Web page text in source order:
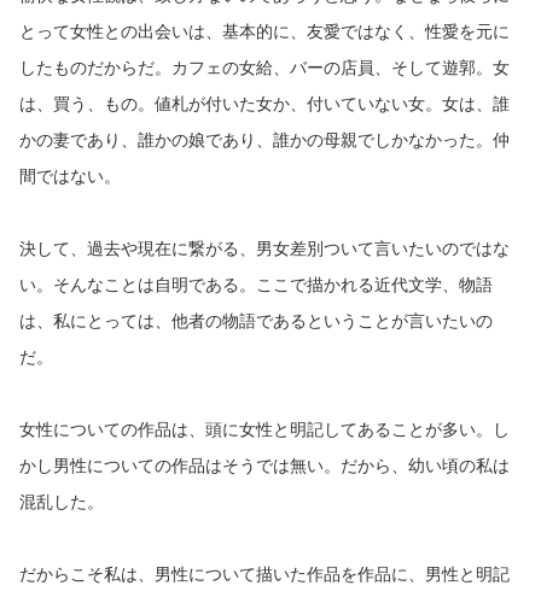
とって女性との出会いは、基本的に、友愛ではなく、性愛を元に
したものだからだ。カフェの女給、バーの店員、そして遊郭。女
は、買う、もの。値札が付いた女か、付いていない女。女は、誰
かの妻であり、誰かの娘であり、誰かの母親でしかなかった。仲
間ではない。
決して、過去や現在に繋がる、男女差別ついて言いたいのではな
い。そんなことは自明である。ここで描かれる近代文学、物語
は、私にとっては、他者の物語であるということが言いたいの
だ。
女性についての作品は、頭に女性と明記してあることが多い。し
かし男性についての作品はそうでは無い。だから、幼い頃の私は
混乱した。
だからこそ私は、男性について描いた作品を作品に、男性と明記